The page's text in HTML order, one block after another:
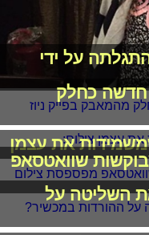
על ידי
חדשה כחלק
את עצמן
שוואטסאפ
השליטה על